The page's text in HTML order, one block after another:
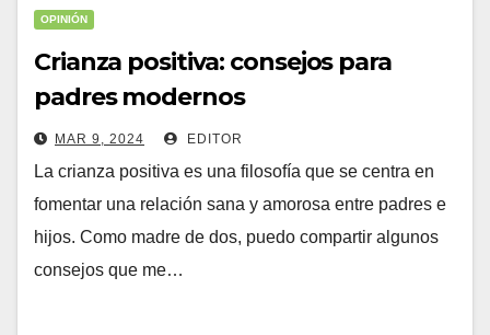
OPINIÓN
Crianza positiva: consejos para
padres modernos
MAR 9, 2024 EDITOR
La crianza positiva es una filosofía que se centra en
fomentar una relación sana y amorosa entre padres e
hijos. Como madre de dos, puedo compartir algunos
consejos que me…